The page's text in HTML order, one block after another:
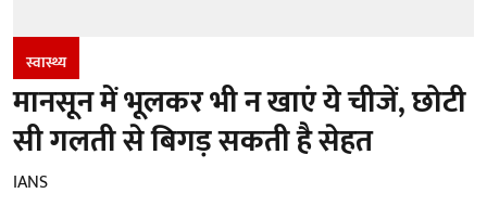
स्वास्थ्य
मानसून में भूलकर भी न खाएं ये चीजें, छोटी
सी गलती से बिगड़ सकती है सेहत
IANS